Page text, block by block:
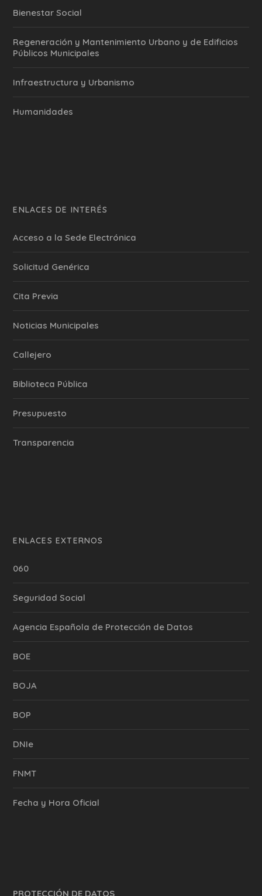
Bienestar Social
Regeneración y Mantenimiento Urbano y de Edificios
Públicos Municipales
Infraestructura y Urbanismo
Humanidades
ENLACES DE INTERÉS
Acceso a la Sede Electrónica
Solicitud Genérica
Cita Previa
‎Noticias Municipales
Callejero
Biblioteca Pública
Presupuesto
Transparencia
ENLACES EXTERNOS
060
Seguridad Social
Agencia Española de Protección de Datos
BOE
BOJA
BOP
DNIe
FNMT
Fecha y Hora Oficial
PROTECCIÓN DE DATOS